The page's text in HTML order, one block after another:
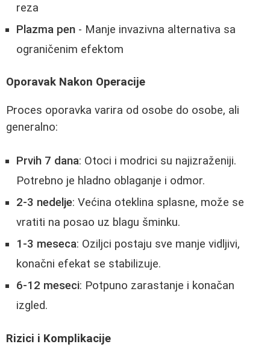
reza
Plazma pen - Manje invazivna alternativa sa
ograničenim efektom
Oporavak Nakon Operacije
Proces oporavka varira od osobe do osobe, ali
generalno:
Prvih 7 dana: Otoci i modrici su najizraženiji.
Potrebno je hladno oblaganje i odmor.
2-3 nedelje: Većina oteklina splasne, može se
vratiti na posao uz blagu šminku.
1-3 meseca: Oziljci postaju sve manje vidljivi,
konačni efekat se stabilizuje.
6-12 meseci: Potpuno zarastanje i konačan
izgled.
Rizici i Komplikacije